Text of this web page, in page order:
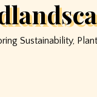
Sustainability,